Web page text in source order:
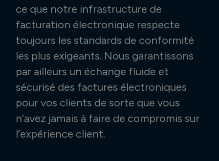
ce que notre infrastructure de
facturation électronique respecte
toujours les standards de conformité
les plus exigeants. Nous garantissons
par ailleurs un échange fluide et
sécurisé des factures électroniques
pour vos clients de sorte que vous
n’avez jamais à faire de compromis sur
l’expérience client.